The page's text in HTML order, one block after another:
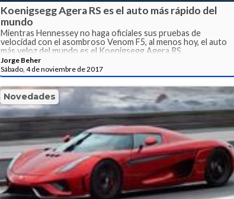
Koenigsegg Agera RS es el auto más rápido del
mundo
Mientras Hennessey no haga oficiales sus pruebas de
velocidad con el asombroso Venom F5, al menos hoy, el auto
más veloz del mundo es el Koenigsegg Agera RS
Jorge Beher
Sábado, 4 de noviembre de 2017
Novedades